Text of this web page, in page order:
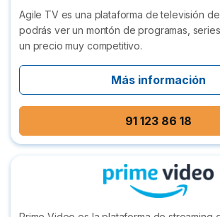
Agile TV es una plataforma de televisión
podrás ver un montón de programas,
un precio muy competitivo.
Más información
91 123 86 18